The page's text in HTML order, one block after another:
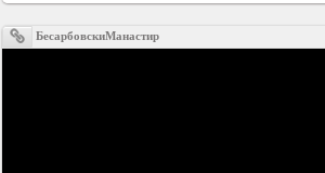
Social
БесарбовскиМанастир